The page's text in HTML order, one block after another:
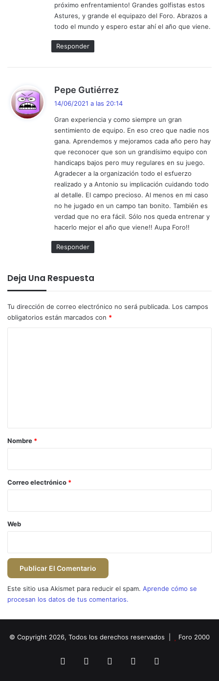
próximo enfrentamiento! Grandes golfistas estos
Astures, y grande el equipazo del Foro. Abrazos a
todo el mundo y espero estar ahí el año que viene.
Responder
Pepe Gutiérrez
e
:
14/06/2021 a las 20:14
Gran experiencia y como siempre un gran
sentimiento de equipo. En eso creo que nadie nos
gana. Aprendemos y mejoramos cada año pero hay
que reconocer que son un grandísimo equipo con
handicaps bajos pero muy regulares en su juego.
Agradecer a la organización todo el esfuerzo
realizado y a Antonio su implicación cuidando todo
al detalle. El campo precioso. Al menos en mi caso
no he jugado en un campo tan bonito. También es
verdad que no era fácil. Sólo nos queda entrenar y
hacerlo mejor el año que viene!! Aupa Foro!!
Responder
Deja Una Respuesta
Tu dirección de correo electrónico no será publicada. Los campos
obligatorios están marcados con *
r
*
Nombre *
Correo electrónico *
Web
Este sitio usa Akismet para reducir el spam. Aprende cómo se
procesan los datos de tus comentarios.
© Copyright 2026, Todos los derechos reservados | Foro 2000
Facebook Flickr YouTube